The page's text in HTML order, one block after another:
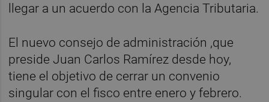
llegar a un acuerdo con la Agencia Tributaria.
El nuevo consejo de administración ,que
preside Juan Carlos Ramírez desde hoy,
tiene el objetivo de cerrar un convenio
singular con el fisco entre enero y febrero.